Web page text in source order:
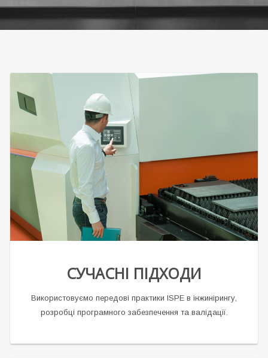
СУЧАСНІ ПІДХОДИ
Використовуємо передові практики ISPE в інжинірингу,
розробці програмного забезпечення та валідації.